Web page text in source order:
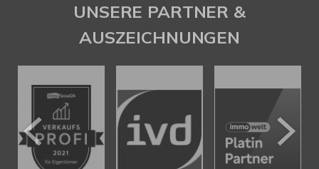
UNSERE PARTNER &
AUSZEICHNUNGEN